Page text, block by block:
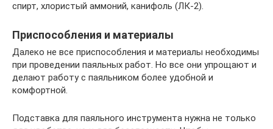
спирт, хлористый аммоний, канифоль (ЛК-2).
Приспособления и материалы
Далеко не все приспособления и материалы необходимы
при проведении паяльных работ. Но все они упрощают и
делают работу с паяльником более удобной и
комфортной.
Подставка для паяльного инструмента нужна не только